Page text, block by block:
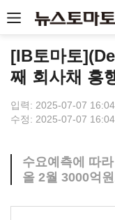
[IB토마토
째 회사채 흥
입력: 2025-07-07
수정: 2025-07-07
수요예측에 따
올 2월 3000억